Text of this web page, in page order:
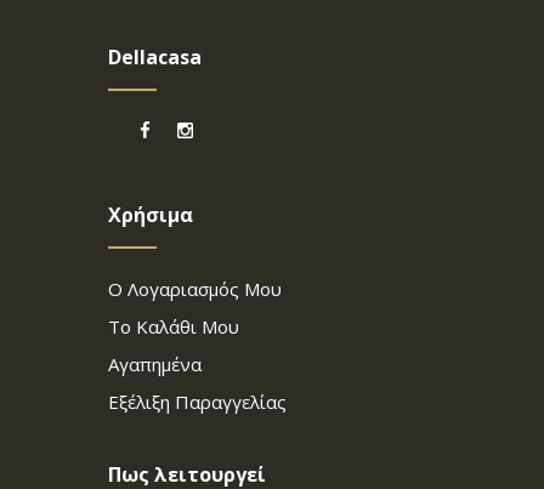
Dellacasa
Χρήσιμα
Ο Λογαριασμός Μου
Το Καλάθι Μου
Αγαπημένα
Εξέλιξη Παραγγελίας
Πως λειτουργεί